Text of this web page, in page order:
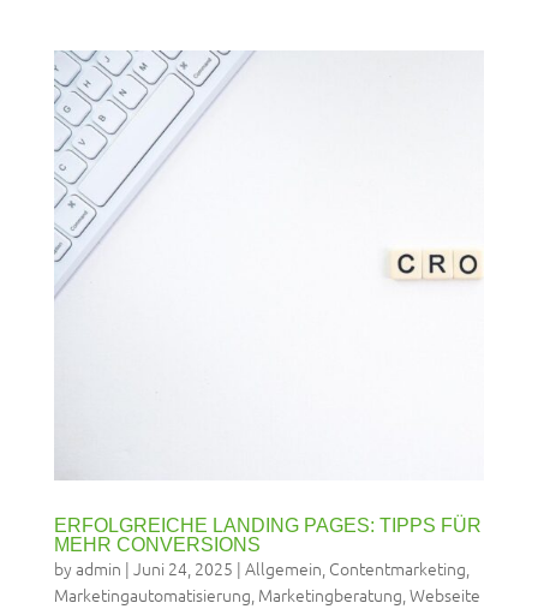
ERFOLGREICHE LANDING PAGES: TIPPS FÜR
MEHR CONVERSIONS
byadmin | Juni 24, 2025 | Allgemein, Contentmarketing,
Marketingautomatisierung, Marketingberatung,Webseite